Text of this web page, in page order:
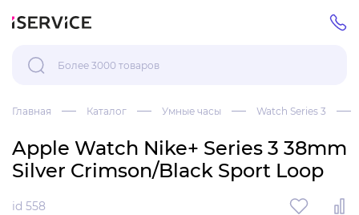
Главная Каталог Умные часы Watch Series 3
Apple Watch Nike+ Series 3 38mm
Silver Crimson/Black Sport Loop
id 558